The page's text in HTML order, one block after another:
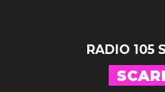
RADIO 105